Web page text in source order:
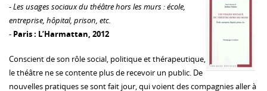
-Les usages sociaux du théâtre hors les murs : école,
entreprise, hôpital, prison, etc.
- Paris : L’Harmattan, 2012
Conscient de son rôle social, politique et thérapeutique,
le théâtre ne se contente plus de recevoir un public. De
nouvelles pratiques se sont fait jour, qui voient des compagnies aller à